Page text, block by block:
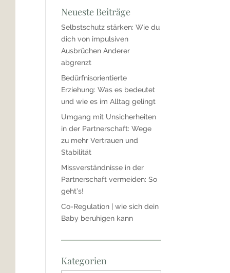
Neueste Beiträge
Selbstschutz stärken: Wie du
dich von impulsiven
Ausbrüchen Anderer
abgrenzt
Bedürfnisorientierte
Erziehung: Was es bedeutet
und wie es im Alltag gelingt
Umgang mit Unsicherheiten
in der Partnerschaft: Wege
zu mehr Vertrauen und
Stabilität
Missverständnisse in der
Partnerschaft vermeiden: So
geht’s!
Co-Regulation | wie sich dein
Baby beruhigen kann
Kategorien